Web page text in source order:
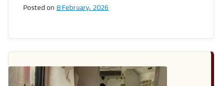
Posted on8 February، 2026